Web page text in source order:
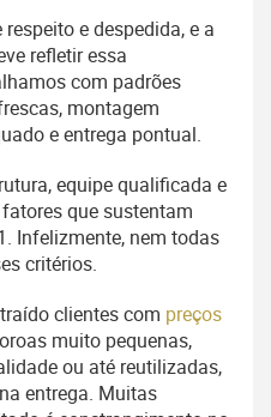
e despedida, e a
refletir essa
com padrões
montagem
e entrega pontual.
equipe qualificada e
que sustentam
Infelizmente, nem todas
critérios.
clientes com preços
muito pequenas,
ou até reutilizadas,
entrega. Muitas